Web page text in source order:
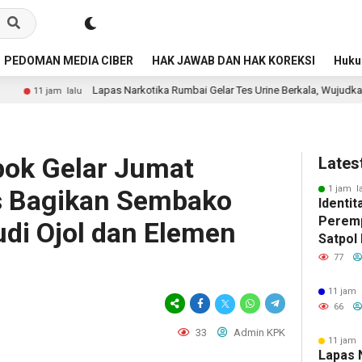
PEDOMAN MEDIA CIBER HAK JAWAB DAN HAK KOREKSI
Narkotika Rumbai Gelar Tes Urine Berkala, Wujudkan Lapas Bersih Dari
Gelar Jumat
Sembako
Ojol dan Elemen
33 Admin KPK
1 jam
Satpol
Publik
77
11 jam
66
11 jam
Lapas